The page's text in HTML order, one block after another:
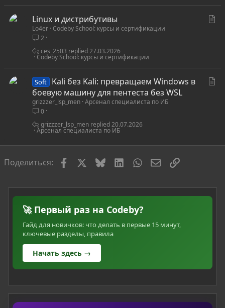
Linux и дистрибутивы
Lo4er Codeby School: курсы и сертификации
2
Codeby School: курсы и сертификации
27.03.2026
ces_2503
Soft
Kali без Kali: превращаем Windows в
боевую машину для пентеста без WSL
grizzzer_lsp_men Арсенал специалиста по ИБ
0
Арсенал специалиста по ИБ
20.07.2026
grizzzer_lsp_men
Поделиться: FacebookBlueskyLinkedInWhatsAppЭлектронная
Ссылка
🚀 Первый раз на Codeby?
Гайд для новичков: что делать в первые 15 минут,
ключевые разделы, правила
Начать здесь →